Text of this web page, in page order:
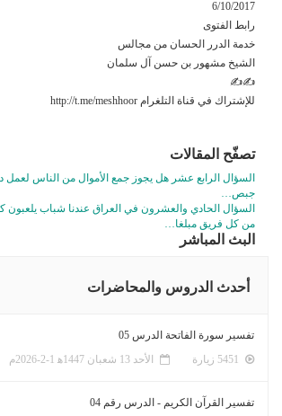
6/10/2017
رابط الفتوى
خدمة الدرر الحسان من مجالس
الشيخ مشهور بن حسن آل سلمان
✍✍
للإشتراك في قناة التلغرام http://t.me/meshhoor
تصفّح المقالات
السؤال الرابع عشر هل يجوز جمع الأموال من الناس لعمل
جبص…
السؤال الحادي والعشرون في العراق عندنا شباب يلعبون
من كل فريق مبلغا…
البث المباشر
أحدث الدروس والمحاضرات
تفسير سورة الفاتحة الدرس 05
الأحد 13 شعبان 1447ﻫ 1-2-2026م
تفسير القرآن الكريم - الدرس رقم 04